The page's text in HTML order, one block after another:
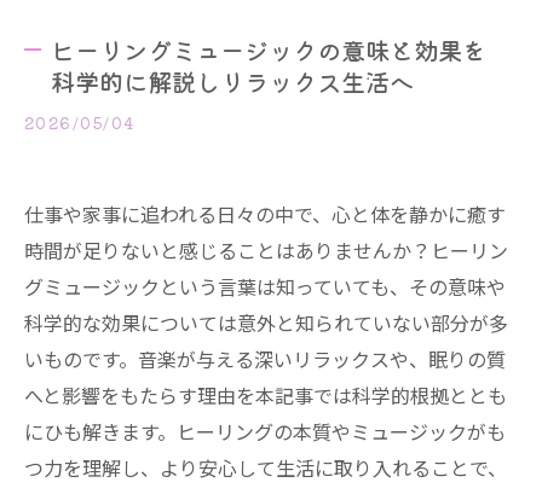
ヒーリングミュージックの意味と効果を
科学的に解説しリラックス生活へ
2026/05/04
仕事や家事に追われる日々の中で、心と体を静かに癒す
時間が足りないと感じることはありませんか？ヒーリン
グミュージックという言葉は知っていても、その意味や
科学的な効果については意外と知られていない部分が多
いものです。音楽が与える深いリラックスや、眠りの質
へと影響をもたらす理由を本記事では科学的根拠ととも
にひも解きます。ヒーリングの本質やミュージックがも
つ力を理解し、より安心して生活に取り入れることで、